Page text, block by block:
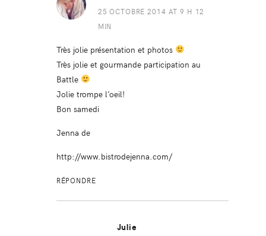
25 OCTOBRE 2014 AT 9 H 12
MIN
Très jolie présentation et photos
Très jolie et gourmande participation au
Battle
Jolie trompe l’oeil!
Bon samedi
Jenna de
http://www.bistrodejenna.com/
RÉPONDRE
Julie